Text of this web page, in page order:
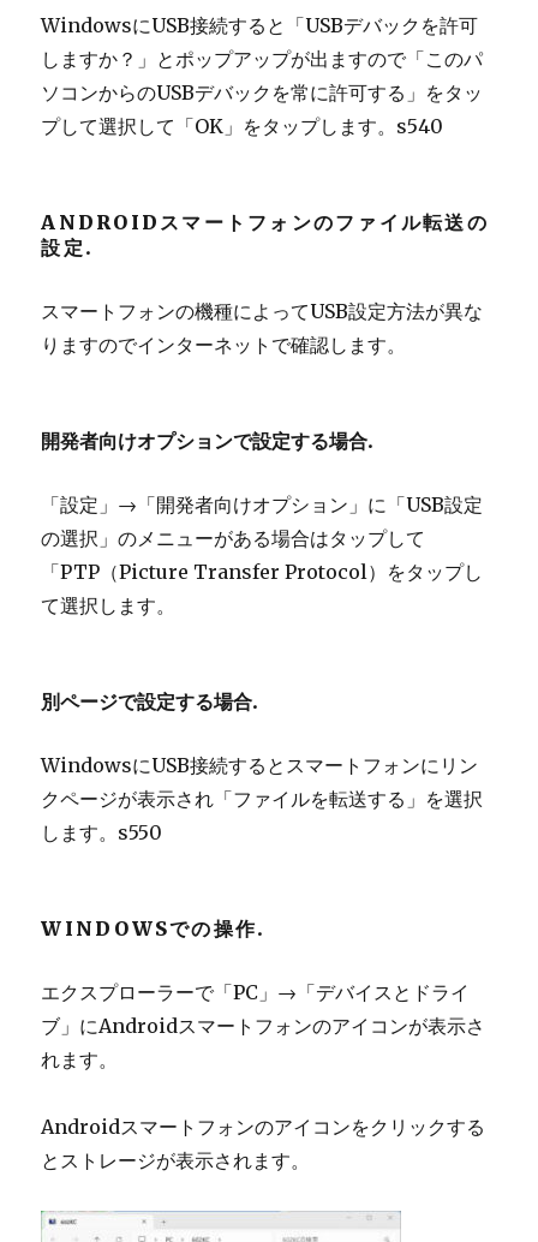
WindowsにUSB接続すると「USBデバックを許可
しますか？」とポップアップが出ますので「このパ
ソコンからのUSBデバックを常に許可する」をタッ
プして選択して「OK」をタップします。s540
ANDROIDスマートフォンのファイル転送の
設定.
スマートフォンの機種によってUSB設定方法が異な
りますのでインターネットで確認します。
開発者向けオプションで設定する場合.
「設定」→「開発者向けオプション」に「USB設定
の選択」のメニューがある場合はタップして
「PTP（Picture Transfer Protocol）をタップし
て選択します。
別ページで設定する場合.
WindowsにUSB接続するとスマートフォンにリン
クページが表示され「ファイルを転送する」を選択
します。s550
WINDOWSでの操作.
エクスプローラーで「PC」→「デバイスとドライ
ブ」にAndroidスマートフォンのアイコンが表示さ
れます。
Androidスマートフォンのアイコンをクリックする
とストレージが表示されます。